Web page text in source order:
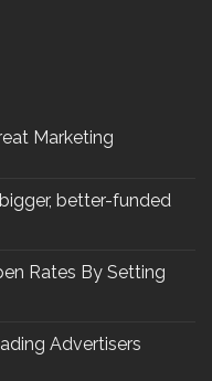
Marketing
better-funded
Rates By Setting
Advertisers